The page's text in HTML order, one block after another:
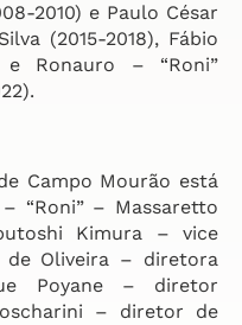
2010) e Paulo César
(2015-2018), Fábio
e Ronauro – “Roni”
Campo Mourão está
“Roni” – Massaretto
Kimura – vice
de Oliveira – diretora
Poyane – diretor
– diretor de